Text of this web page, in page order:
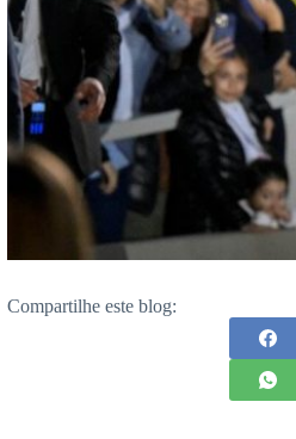
Compartilhe este blog: